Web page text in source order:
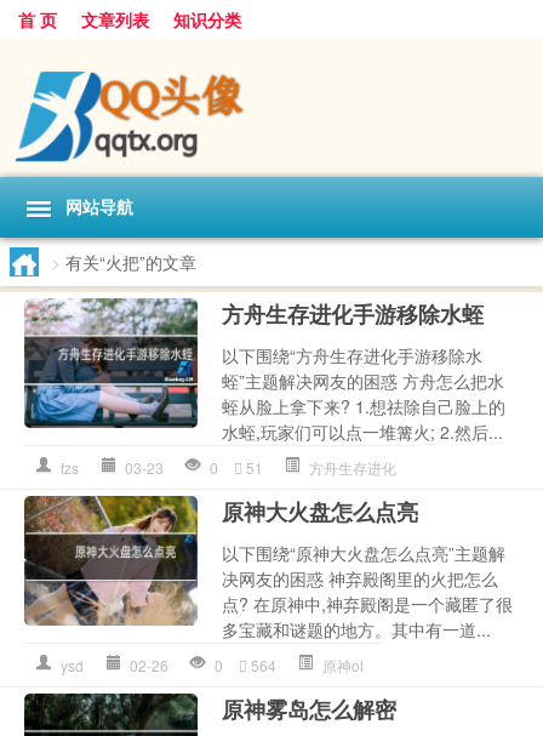
首 页 文章列表 知识分类
网站导航
> 有关“火把”的文章
方舟生存进化手游移除水蛭
以下围绕“方舟生存进化手游移除水
蛭”主题解决网友的困惑 方舟怎么把水
蛭从脸上拿下来? 1.想祛除自己脸上的
水蛭,玩家们可以点一堆篝火; 2.然后...
fzs 03-23 0 51 方舟生存进化
原神大火盘怎么点亮
以下围绕“原神大火盘怎么点亮”主题解
决网友的困惑 神弃殿阁里的火把怎么
点? 在原神中,神弃殿阁是一个藏匿了很
多宝藏和谜题的地方。其中有一道...
ysd 02-26 0 564 原神ol
原神雾岛怎么解密